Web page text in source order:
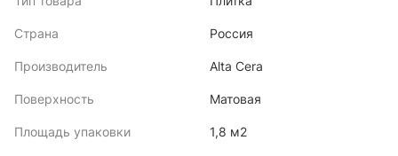
Страна Россия
Производитель Alta Cera
Поверхность Матовая
Площадь упаковки 1,8 м2